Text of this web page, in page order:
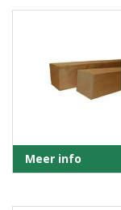
Meer info